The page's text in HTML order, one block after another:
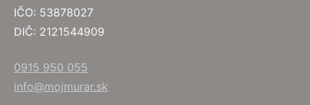
IČO: 53878027
DIČ: 2121544909
0915 950 055
info@mojmurar.sk